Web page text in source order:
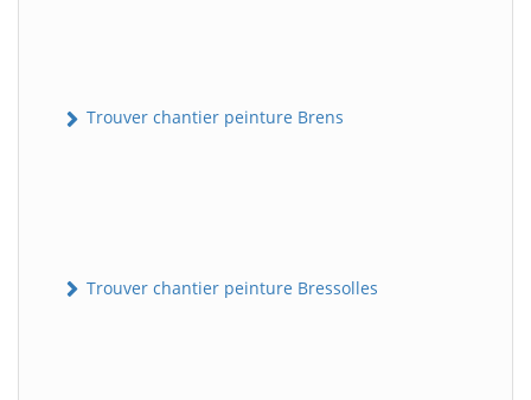
Trouver chantier peinture Brens
Trouver chantier peinture Bressolles